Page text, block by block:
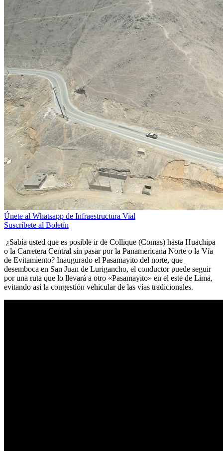
Únete al Whatsapp de Infraestructura Vial
Suscríbete al Boletín
¿Sabía usted que es posible ir de Collique (Comas) hasta Huachipa
o la Carretera Central sin pasar por la Panamericana Norte o la Vía
de Evitamiento? Inaugurado el Pasamayito del norte, que
desemboca en San Juan de Lurigancho, el conductor puede seguir
por una ruta que lo llevará a otro «Pasamayito» en el este de Lima,
evitando así la congestión vehicular de las vías tradicionales.